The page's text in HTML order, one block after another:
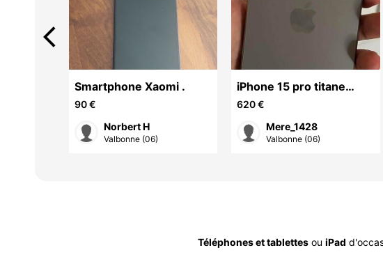
Smartphone Xaomi .
90 €
Norbert H
Valbonne (06)
iPhone 15 pro titane
naturel
620 €
Mere_1428
Valbonne (06)
arrow_back_ios
Téléphones et tablettesou iPad